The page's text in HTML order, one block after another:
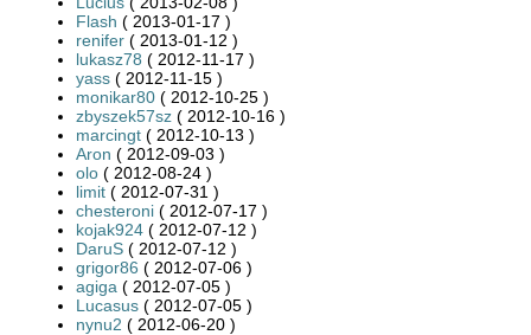
Flash ( 2013-01-17 )
renifer ( 2013-01-12 )
lukasz78 ( 2012-11-17 )
yass ( 2012-11-15 )
monikar80 ( 2012-10-25 )
zbyszek57sz ( 2012-10-16 )
marcingt ( 2012-10-13 )
Aron ( 2012-09-03 )
olo ( 2012-08-24 )
limit ( 2012-07-31 )
chesteroni ( 2012-07-17 )
kojak924 ( 2012-07-12 )
DaruS ( 2012-07-12 )
grigor86 ( 2012-07-06 )
agiga ( 2012-07-05 )
Lucasus ( 2012-07-05 )
nynu2 ( 2012-06-20 )